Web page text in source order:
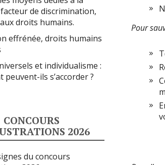
Pour
de discrimination,
droits humains.
effrénée, droits humains
et individualisme :
peuvent-ils s’accorder ?
CONCOURS
2026
du concours